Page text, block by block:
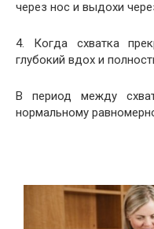
через нос и выдохи
4. Когда схватка
глубокий вдох и
В период между
нормальному